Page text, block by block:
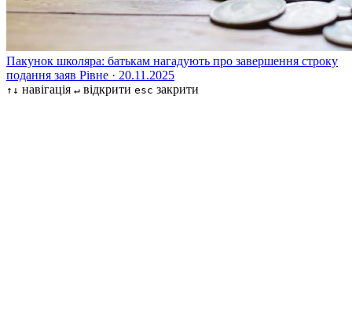
Пакунок школяра: батькам нагадують про завершення строку
подання заяв Рівне · 20.11.2025
↑↓ навігація ↵ відкрити esc закрити